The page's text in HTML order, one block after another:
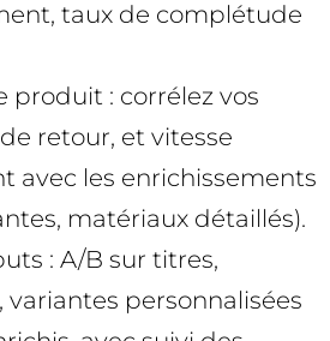
taux de complétude
produit : corrélez vos
retour, et vitesse
avec les enrichissements
matériaux détaillés).
: A/B sur titres,
variantes personnalisées